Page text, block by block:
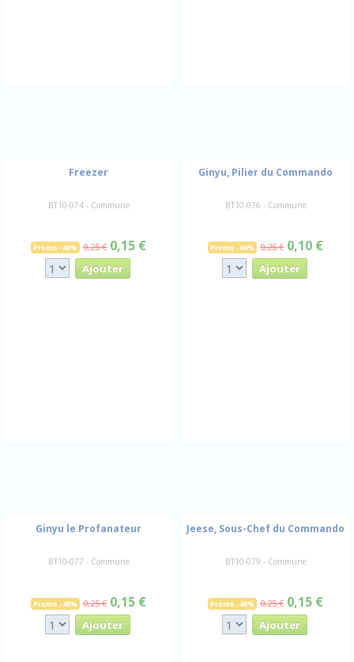
Freezer
BT10-074 - Commune
Promo -40% 0,25 € 0,15 €
Ginyu, Pilier du Commando
BT10-076 - Commune
Promo -60% 0,25 € 0,10 €
Ginyu le Profanateur
BT10-077 - Commune
Promo -40% 0,25 € 0,15 €
Jeese, Sous-Chef du Commando
BT10-079 - Commune
Promo -40% 0,25 € 0,15 €